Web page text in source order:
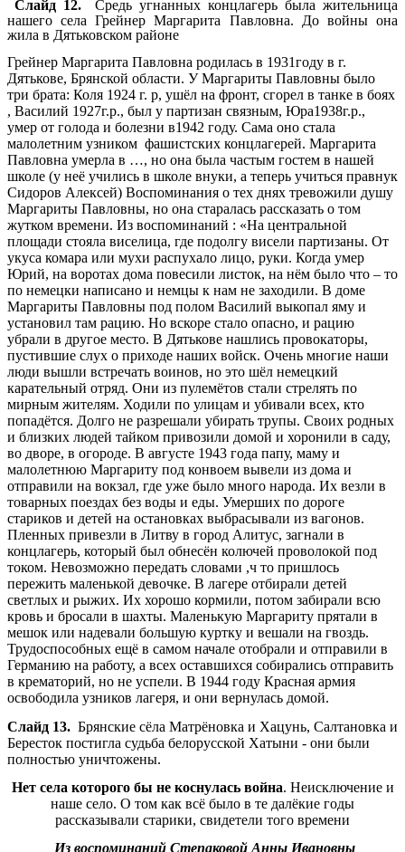
Слайд 12.
Средь угнанных концлагерь была жительница
нашего села Грейнер Маргарита Павловна. До войны она
жила в Дятьковском районе
Грейнер Маргарита Павловна родилась в 1931году в г.
Дятькове, Брянской области. У Маргариты Павловны было
три брата: Коля 1924 г. р, ушёл на фронт, сгорел в танке в боях
, Василий 1927г.р., был у партизан связным, Юра1938г.р.,
умер от голода и болезни в1942 году. Сама оно стала
малолетним узником фашистских концлагерей. Маргарита
Павловна умерла в …, но она была частым гостем в нашей
школе (у неё учились в школе внуки, а теперь учиться правнук
Сидоров Алексей) Воспоминания о тех днях тревожили душу
Маргариты Павловны, но она старалась рассказать о том
жутком времени. Из воспоминаний : «На центральной
площади стояла виселица, где подолгу висели партизаны. От
укуса комара или мухи распухало лицо, руки. Когда умер
Юрий, на воротах дома повесили листок, на нём было что – то
по немецки написано и немцы к нам не заходили. В доме
Маргариты Павловны под полом Василий выкопал яму и
установил там рацию. Но вскоре стало опасно, и рацию
убрали в другое место. В Дятькове нашлись провокаторы,
пустившие слух о приходе наших войск. Очень многие наши
люди вышли встречать воинов, но это шёл немецкий
карательный отряд. Они из пулемётов стали стрелять по
мирным жителям. Ходили по улицам и убивали всех, кто
попадётся. Долго не разрешали убирать трупы. Своих родных
и близких людей тайком привозили домой и хоронили в саду,
во дворе, в огороде. В августе 1943 года папу, маму и
малолетнюю Маргариту под конвоем вывели из дома и
отправили на вокзал, где уже было много народа. Их везли в
товарных поездах без воды и еды. Умерших по дороге
стариков и детей на остановках выбрасывали из вагонов.
Пленных привезли в Литву в город Алитус, загнали в
концлагерь, который был обнесён колючей проволокой под
током. Невозможно передать словами ,ч то пришлось
пережить маленькой девочке. В лагере отбирали детей
светлых и рыжих. Их хорошо кормили, потом забирали всю
кровь и бросали в шахты. Маленькую Маргариту прятали в
мешок или надевали большую куртку и вешали на гвоздь.
Трудоспособных ещё в самом начале отобрали и отправили в
Германию на работу, а всех оставшихся собирались отправить
в крематорий, но не успели. В 1944 году Красная армия
освободила узников лагеря, и они вернулась домой.
Слайд 13. Брянские сёла Матрёновка и Хацунь, Салтановка и
Бересток постигла судьба белорусской Хатыни - они были
полностью уничтожены.
Нет села которого бы не коснулась война. Неисключение и
наше село. О том как всё было в те далёкие годы
рассказывали старики, свидетели того времени
Из воспоминаний Степаковой Анны Ивановны